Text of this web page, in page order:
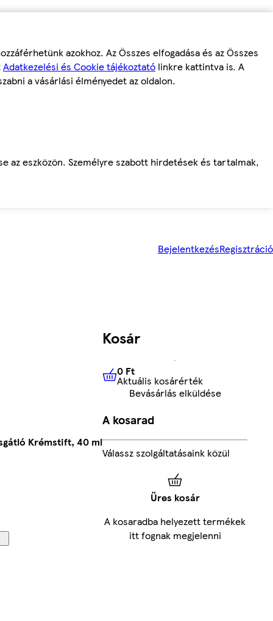
azokhoz. Az Összes elfogadása és az Összes
Adatkezelési és Cookie tájékoztató linkre kattintva is. A
a vásárlási élményedet az oldalon.
az eszközön. Személyre szabott hirdetések és tartalmak,
BejelentkezésRegisztráció
Krémstift, 40 ml
Kosár
0 FtAktuális kosárérték
0 Ft
Aktuális kosárérték
Bevásárlás elküldése
A kosarad
Válassz szolgáltatásaink közül
Üres kosár
A kosaradba helyezett termékek
itt fognak megjelenni